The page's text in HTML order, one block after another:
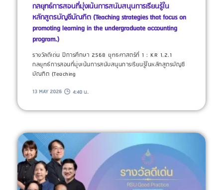
กลยุทธ์การสอนที่มุ่งเน้นการสนับสนุนการเรียนรู้ใน
หลักสูตรบัญชีบัณฑิต (Teaching strategies that focus on
promoting learning in the undergraduate accounting
program.)
รางวัลดีเด่น ปีการศึกษา 2568 ยุทธศาสตร์ที่ 1 : KR 1.2.1
กลยุทธ์การสอนที่มุ่งเน้นการสนับสนุนการเรียนรู้ในหลักสูตรบัญชี
บัณฑิต (Teaching
13 MAY 2026 4:40 น.